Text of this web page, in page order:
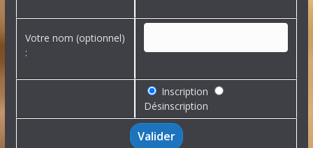
Votre nom (optionnel)
:
Inscription
Désinscription